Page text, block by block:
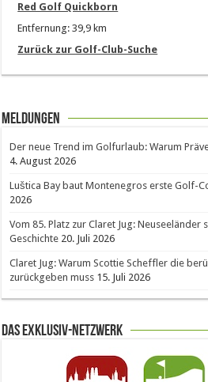
Red Golf Quickborn
Entfernung: 39,9 km
Zurück zur Golf-Club-Suche
Meldungen
Der neue Trend im Golfurlaub: Warum
4. August 2026
Luštica Bay baut Montenegros erste Golf-
2026
Vom 85. Platz zur Claret Jug: Neuseeländer
Geschichte 20. Juli 2026
Claret Jug: Warum Scottie Scheffler die
zurückgeben muss 15. Juli 2026
Das Exklusiv-Netzwerk